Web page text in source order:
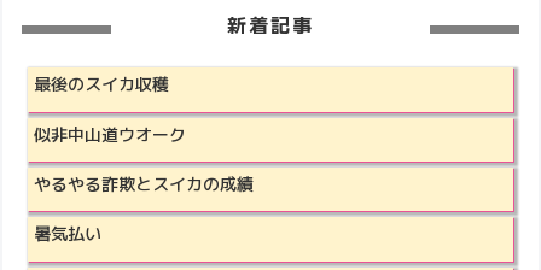
新着記事
最後のスイカ収穫
似非中山道ウオーク
やるやる詐欺とスイカの成績
暑気払い